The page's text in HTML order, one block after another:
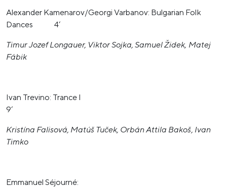
Alexander Kamenarov/Georgi Varbanov: Bulgarian Folk
Dances 4‘
Timur Jozef Longauer, Viktor Sojka, Samuel Židek, Matej
Fábik
Ivan Trevino: Trance I
9‘
Kristína Falisová, Matúš Tuček, Orbán Attila Bakoš, Ivan
Timko
Emmanuel Séjourné: